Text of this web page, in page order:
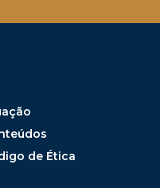
de Ética